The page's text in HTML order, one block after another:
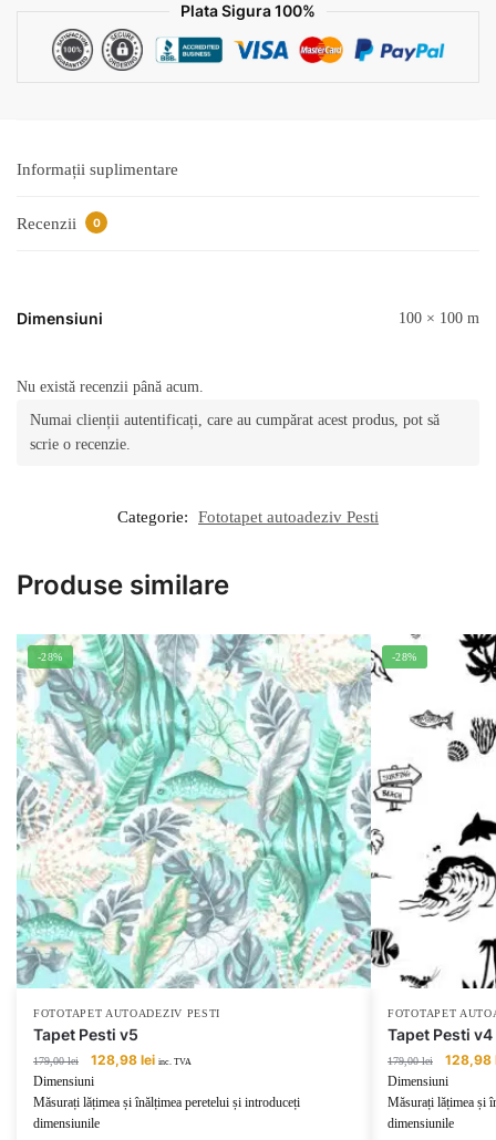
Plata Sigura 100%
Informații suplimentare
Recenzii 0
Dimensiuni 100 × 100 m
Nu există recenzii până acum.
Numai clienții autentificați, care au cumpărat acest produs, pot să
scrie o recenzie.
Categorie: Fototapet autoadeziv Pesti
Produse similare
-28%
FOTOTAPET AUTOADEZIV PESTI
Tapet Pesti v5
179,00lei
Prețul
inițial
a
fost:
128,98 leiPrețul
este:
inc. TVA
Dimensiuni
Măsurați lățimea și înălțimea peretelui și introduceți
dimensiunile
-28%
FOTOTAPET
Tapet Pesti v4
179,00lei
Prețul
inițial
a
fost:
128,98
Dimensiuni
Măsurați lățimea și
dimensiunile